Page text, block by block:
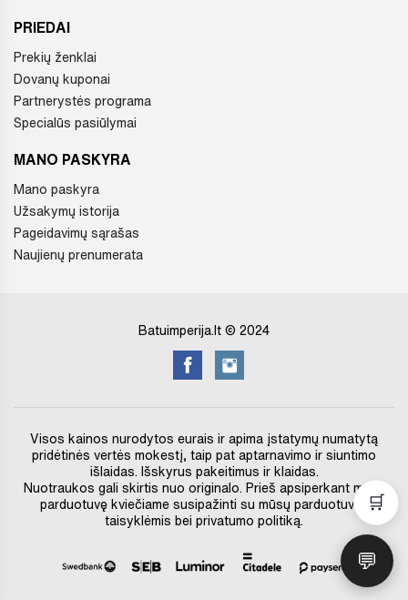
PRIEDAI
Prekių ženklai
Dovanų kuponai
Partnerystės programa
Specialūs pasiūlymai
MANO PASKYRA
Mano paskyra
Užsakymų istorija
Pageidavimų sąrašas
Naujienų prenumerata
Batuimperija.lt © 2024
Visos kainos nurodytos eurais ir apima įstatymų numatytą
pridėtinės vertės mokestį, taip pat aptarnavimo ir siuntimo
išlaidas. Išskyrus pakeitimus ir klaidas.
Nuotraukos gali skirtis nuo originalo. Prieš apsiperkant mūsų
parduotuvę kviečiame susipažinti su mūsų parduotuvės
taisyklėmis bei privatumo politiką.
🛒
💬